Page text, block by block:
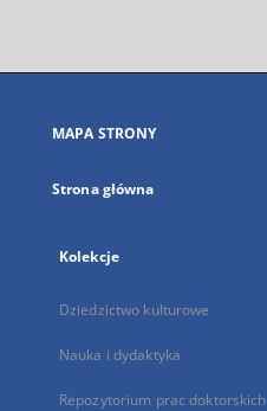
się
karcie
MAPA STRONY
Strona główna
Kolekcje
Dziedzictwo kulturowe
Nauka i dydaktyka
Repozytorium prac doktorskich